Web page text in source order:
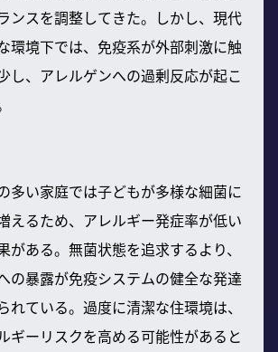
ンスを調整してきた。しかし、現代
環境下では、免疫系が外部刺激に触
し、アレルゲンへの過剰反応が起こ
多い家庭では子どもが多様な細菌に
えるため、アレルギー発症率が低い
がある。無菌状態を追求するより、
の暴露が免疫システムの健全な発達
れている。過度に清潔な住環境は、
ギーリスクを高める可能性があると